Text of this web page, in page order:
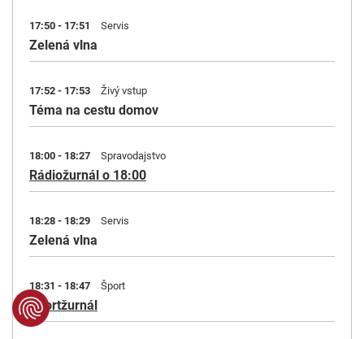
17:50 - 17:51 Servis
Zelená vlna
17:52 - 17:53 Živý vstup
Téma na cestu domov
18:00 - 18:27 Spravodajstvo
Rádiožurnál o 18:00
18:28 - 18:29 Servis
Zelená vlna
18:31 - 18:47 Šport
Športžurnál